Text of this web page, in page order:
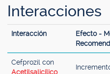
Interacciones
Interacción
Efecto -
Cefprozil con
Acetilsalicílico